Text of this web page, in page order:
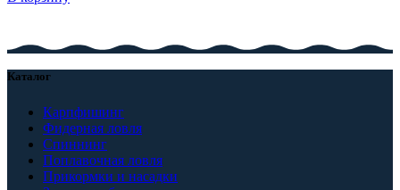
Каталог
Карпфишинг
Фидерная ловля
Спиннинг
Поплавочная ловля
Прикормки и насадки